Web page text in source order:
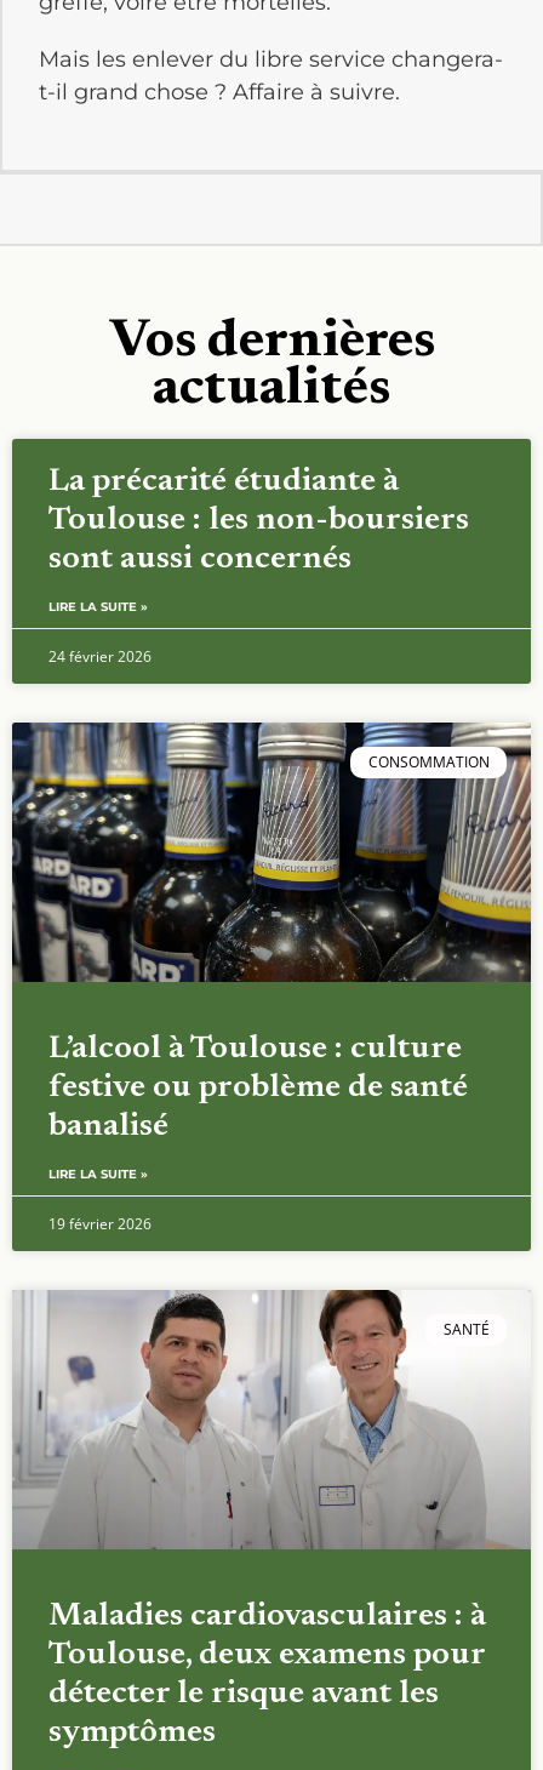
Mais les enlever du libre service changera-
t-il grand chose ? Affaire à suivre.
Vos dernières
actualités
La précarité étudiante à
Toulouse : les non-boursiers
sont aussi concernés
LIRE LA SUITE »
24 février 2026
CONSOMMATION
L’alcool à Toulouse : culture
festive ou problème de santé
banalisé
LIRE LA SUITE »
19 février 2026
SANTÉ
Maladies cardiovasculaires : à
Toulouse, deux examens pour
détecter le risque avant les
symptômes